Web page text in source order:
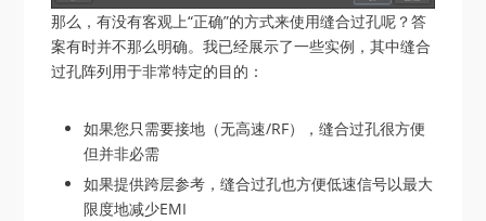
那么，有没有客观上“正确”的方式来使用缝合过孔呢？答
案有时并不那么明确。我已经展示了一些实例，其中缝合
过孔阵列用于非常特定的目的：
如果您只需要接地（无高速/RF），缝合过孔很方便
但并非必需
如果提供跨层参考，缝合过孔也方便低速信号以最大
限度地减少EMI